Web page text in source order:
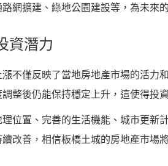
網擴建、綠地公園建設等，為未來
資潛力
不僅反映了當地房地產市場的活力
整後仍能保持穩定上升，這使得投
位置、完善的生活機能、城市更新
改善，相信板橋土城的房地產市場